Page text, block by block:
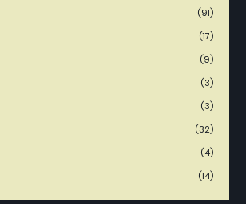
(91)
(17)
(9)
(3)
(3)
(32)
(4)
(14)